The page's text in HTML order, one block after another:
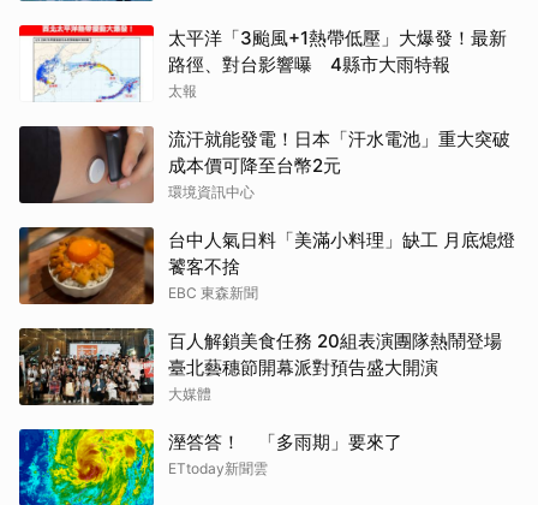
太平洋「3颱風+1熱帶低壓」大爆發！最新
路徑、對台影響曝 4縣市大雨特報
太報
流汗就能發電！日本「汗水電池」重大突破
成本價可降至台幣2元
環境資訊中心
台中人氣日料「美滿小料理」缺工 月底熄燈
饕客不捨
EBC 東森新聞
百人解鎖美食任務 20組表演團隊熱鬧登場
臺北藝穗節開幕派對預告盛大開演
大媒體
溼答答！ 「多雨期」要來了
ETtoday新聞雲